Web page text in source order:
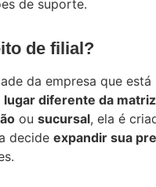
de suporte.
de filial?
da empresa que está
lugar diferente da matriz
ou sucursal, ela é
decide expandir sua